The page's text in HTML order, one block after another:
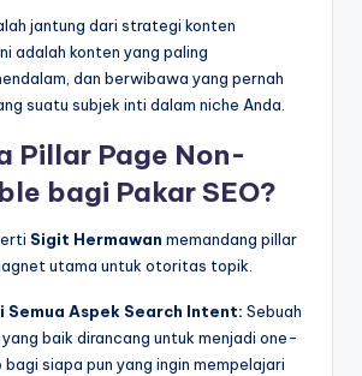
jantung dari strategi konten
adalah konten yang paling
dan berwibawa yang pernah
suatu subjek inti dalam niche Anda.
Pillar Page Non-
bagi Pakar SEO?
Sigit Hermawan memandang pillar
utama untuk otoritas topik.
Semua Aspek Search Intent: Sebuah
baik dirancang untuk menjadi one-
siapa pun yang ingin mempelajari